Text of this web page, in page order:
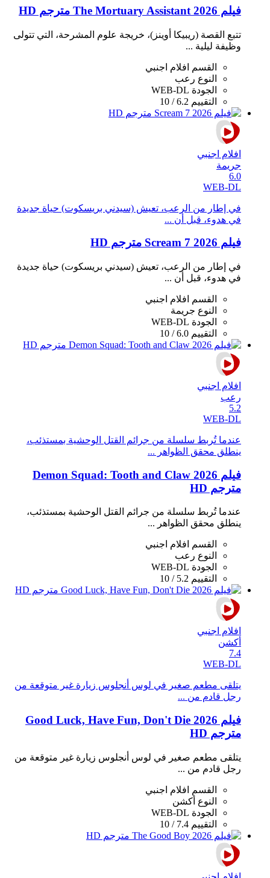
فيلم The Mortuary Assistant 2026 مترجم HD
تتبع القصة (ريبيكا أوينز)، خريجة علوم المشرحة، التي تتولى
وظيفة ليلية ...
القسم
افلام اجنبي
النوع رعب
الجودة WEB-DL
التقييم 6.2 / 10
افلام اجنبي
جريمة
6.0
WEB-DL
في إطار من الرعب، تعيش (سيدني بريسكوت) حياة جديدة
في هدوء، قبل أن ...
فيلم Scream 7 2026 مترجم HD
في إطار من الرعب، تعيش (سيدني بريسكوت) حياة جديدة
في هدوء، قبل أن ...
القسم
افلام اجنبي
النوع جريمة
الجودة WEB-DL
التقييم 6.0 / 10
افلام اجنبي
رعب
5.2
WEB-DL
عندما تُربط سلسلة من جرائم القتل الوحشية بمستذئب،
ينطلق محقق الظواهر ...
فيلم Demon Squad: Tooth and Claw 2026
مترجم HD
عندما تُربط سلسلة من جرائم القتل الوحشية بمستذئب،
ينطلق محقق الظواهر ...
القسم افلام اجنبي
النوع رعب
الجودة WEB-DL
التقييم 5.2 / 10
افلام اجنبي
أكشن
7.4
WEB-DL
يتلقى مطعم صغير في لوس أنجلوس زيارة غير متوقعة من
رجل قادم من ...
فيلم Good Luck, Have Fun, Don't Die 2026
مترجم HD
يتلقى مطعم صغير في لوس أنجلوس زيارة غير متوقعة من
رجل قادم من ...
القسم
افلام اجنبي
النوع أكشن
الجودة WEB-DL
التقييم 7.4 / 10